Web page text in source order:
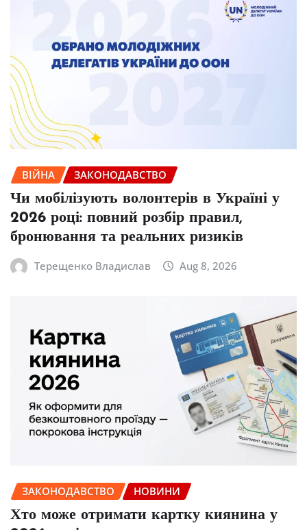
ВІЙНА ЗАКОНОДАВСТВО
Чи мобілізують волонтерів в Україні у
2026 році: повний розбір правил,
бронювання та реальних ризиків
Терещенко Владислав Aug 8, 2026
ЗАКОНОДАВСТВО НОВИНИ
Хто може отримати картку киянина у